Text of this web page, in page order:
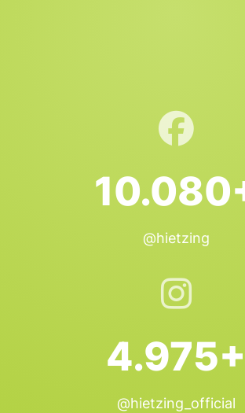
@hietzing
4.975+
@hietzing_official